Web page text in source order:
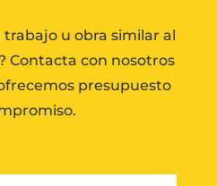
trabajo u obra similar al
Contacta con nosotros
presupuesto